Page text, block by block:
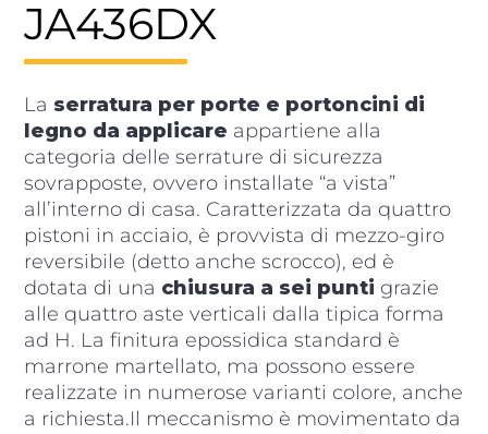
JA436DX
La serratura per porte e portoncini di
legno da applicare appartiene alla
categoria delle serrature di sicurezza
sovrapposte, ovvero installate “a vista”
all’interno di casa. Caratterizzata da quattro
pistoni in acciaio, è provvista di mezzo-giro
reversibile (detto anche scrocco), ed è
dotata di una chiusura a sei punti grazie
alle quattro aste verticali dalla tipica forma
ad H. La finitura epossidica standard è
marrone martellato, ma possono essere
realizzate in numerose varianti colore, anche
a richiesta.Il meccanismo è movimentato da